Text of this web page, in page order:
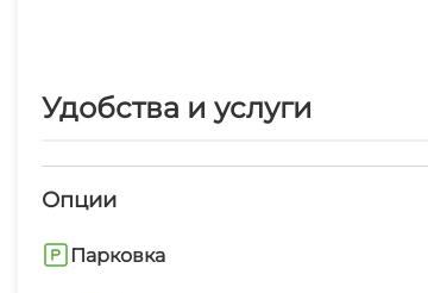
Удобства и услуги
Опции
Парковка